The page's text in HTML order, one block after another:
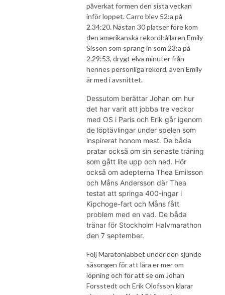
påverkat formen den sista veckan
inför loppet. Carro blev 52:a på
2.34:20. Nästan 30 platser före kom
den amerikanska rekordhållaren Emily
Sisson som sprang in som 23:a på
2.29:53, drygt elva minuter från
hennes personliga rekord, även Emily
är med i avsnittet.
Dessutom berättar Johan om hur
det har varit att jobba tre veckor
med OS i Paris och Erik går igenom
de löptävlingar under spelen som
inspirerat honom mest. De båda
pratar också om sin senaste träning
som gått lite upp och ned. Hör
också om adepterna Thea Emilsson
och Måns Andersson där Thea
testat att springa 400-ingar i
Kipchoge-fart och Måns fått
problem med en vad. De båda
tränar för Stockholm Halvmarathon
den 7 september.
Följ Maratonlabbet under den sjunde
säsongen för att lära er mer om
löpning och för att se om Johan
Forsstedt och Erik Olofsson klarar